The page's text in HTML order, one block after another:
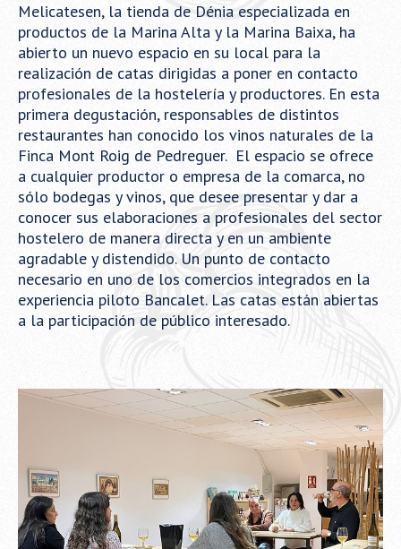
Melicatesen, la tienda de Dénia especializada en
productos de la Marina Alta y la Marina Baixa, ha
abierto un nuevo espacio en su local para la
realización de catas dirigidas a poner en contacto
profesionales de la hostelería y productores. En esta
primera degustación, responsables de distintos
restaurantes han conocido los vinos naturales de la
Finca Mont Roig de Pedreguer. El espacio se ofrece
a cualquier productor o empresa de la comarca, no
sólo bodegas y vinos, que desee presentar y dar a
conocer sus elaboraciones a profesionales del sector
hostelero de manera directa y en un ambiente
agradable y distendido. Un punto de contacto
necesario en uno de los comercios integrados en la
experiencia piloto Bancalet. Las catas están abiertas
a la participación de público interesado.